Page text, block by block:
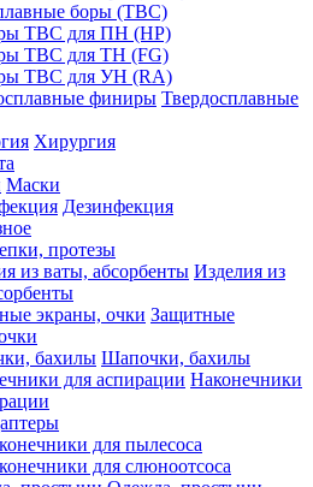
боры (ТВС)
ТВС для ПН (HP)
ТВС для ТН (FG)
ТВС для УН (RA)
Твердосплавные
Хирургия
Маски
Дезинфекция
протезы
Изделия из
Защитные
Шапочки, бахилы
Наконечники
для пылесоса
для слюноотсоса